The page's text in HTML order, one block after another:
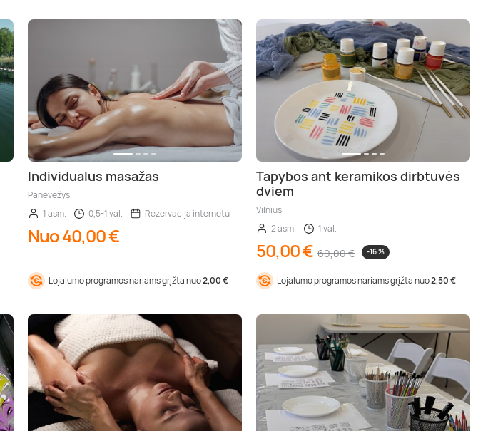
Individualus masažas
Panevėžys
1 asm.
0,5-1 val. Rezervacija internetu
Nuo 40,00 €
Lojalumo programos nariams grįžta nuo2,00 €
Tapybos ant keramikos dirbtuvės
dviem
Vilnius
2 asm.
1 val.
50,00 € 60,00 € -16 %
Lojalumo programos nariams grįžta nuo2,50 €